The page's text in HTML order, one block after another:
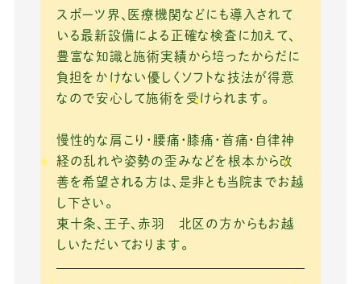
スポーツ界、医療機関などにも導入されて
いる最新設備による正確な検査に加えて、
豊富な知識と施術実績から培ったからだに
負担をかけない優しくソフトな技法が得意
なので安心して施術を受けられます。
慢性的な肩こり・腰痛・膝痛・首痛・自律神
経の乱れや姿勢の歪みなどを根本から改
善を希望される方は、是非とも当院までお越
し下さい。
東十条、王子、赤羽 北区の方からもお越
しいただいております。